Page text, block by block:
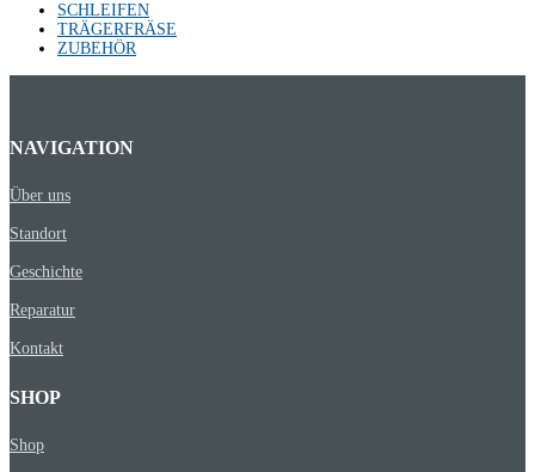
SCHLEIFEN
TRÄGERFRÄSE
ZUBEHÖR
NAVIGATION
Über uns
Standort
Geschichte
Reparatur
Kontakt
SHOP
Shop